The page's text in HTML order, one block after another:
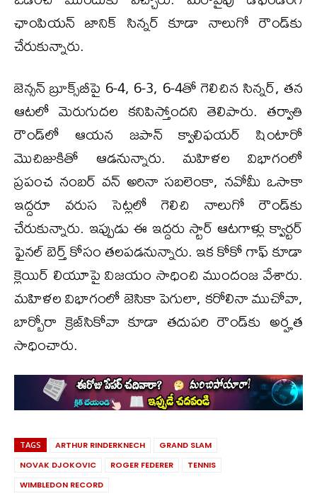
ఛాంపియన్ జానిక్ సిన్నర్ కూడా నాలుగో రౌండ్‌కు
చేరుకున్నారు.
జెన్సన్ బ్రూక్స్‌బీపై 6-4, 6-3, 6-4తో గెలిచిన సిన్నర్, తన
ఆటలో మెరుగుదల కనిపిస్తోందని తెలిపారు. తర్వాతి
రౌండ్‌లో ఆయన జపాన్ క్వాలిఫయర్ షింటారో
మొచిజుకితో ఆడనున్నారు. మహిళల విభాగంలో
ప్రపంచ నంబర్ వన్ అరినా సబలెంకా, నవోమీ ఒసాకా
ఇద్దరూ వరుస సెట్లలో గెలిచి నాలుగో రౌండ్‌కు
చేరుకున్నారు. ఇప్పుడు ఈ ఇద్దరు స్టార్ ఆటగాళ్లు క్వార్టర్
ఫైనల్ బెర్త్ కోసం తలపడనున్నారు. ఇక కోకో గాఫ్ కూడా
క్లెయిర్ లియూపై విజయం సాధించి ముందంజ వేశారు.
మహిళల విభాగంలో జెసికా పెగులా, కరోలినా ముచోవా,
బార్బోరా క్రెజ్‌సికోవా కూడా తదుపరి రౌండ్‌కు అర్హత
సాధించారు.
TAGS ARTHUR RINDERKNECH
GRAND SLAM
NOVAK DJOKOVIC
ROGER FEDERER
TENNIS
WIMBLEDON RECORD